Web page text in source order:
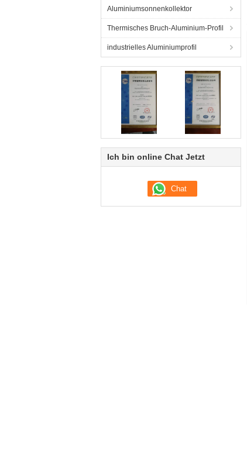
Aluminiumsonnenkollektor
Thermisches Bruch-Aluminium-Profil
industrielles Aluminiumprofil
Ich bin online Chat Jetzt